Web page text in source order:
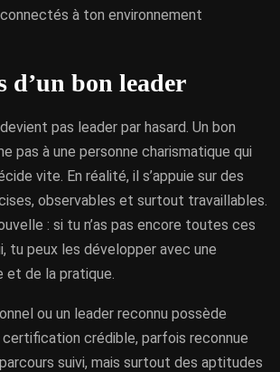
à ton environnement
d’un bon leader
pas leader par hasard. Un bon
pas à une personne charismatique qui
vite. En réalité, il s’appuie sur des
observables et surtout travaillables.
: si tu n’as pas encore toutes ces
tu peux les développer avec une
et de la pratique.
ou un leader reconnu possède
crédible, parfois reconnue
suivi, mais surtout des aptitudes